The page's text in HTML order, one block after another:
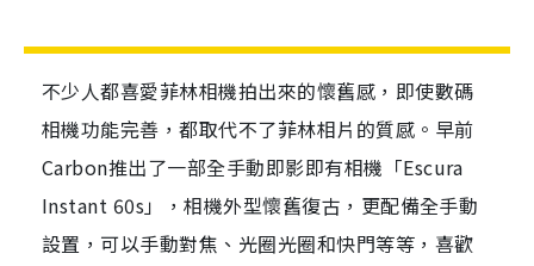
不少人都喜愛菲林相機拍出來的懷舊感，即使數碼
相機功能完善，都取代不了菲林相片的質感。早前
Carbon推出了一部全手動即影即有相機「Escura
Instant 60s」，相機外型懷舊復古，更配備全手動
設置，可以手動對焦、光圈光圈和快門等等，喜歡